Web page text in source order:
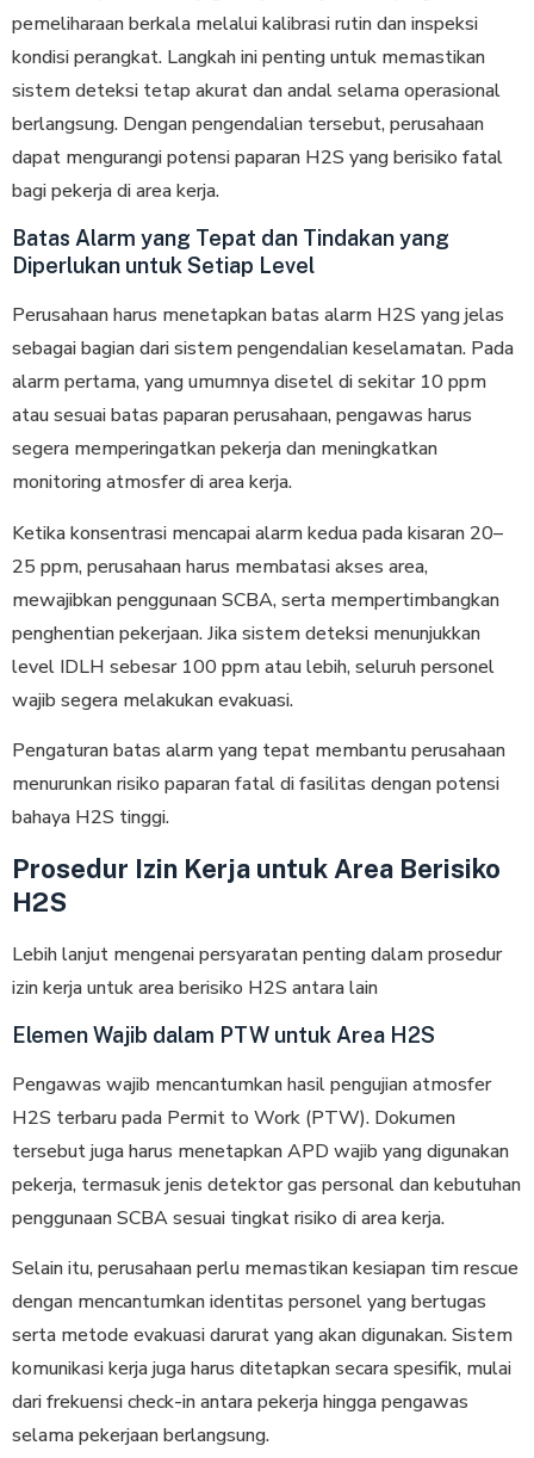
pemeliharaan berkala melalui kalibrasi rutin dan inspeksi
kondisi perangkat. Langkah ini penting untuk memastikan
sistem deteksi tetap akurat dan andal selama operasional
berlangsung. Dengan pengendalian tersebut, perusahaan
dapat mengurangi potensi paparan H2S yang berisiko fatal
bagi pekerja di area kerja.
Batas Alarm yang Tepat dan Tindakan yang
Diperlukan untuk Setiap Level
Perusahaan harus menetapkan batas alarm H2S yang jelas
sebagai bagian dari sistem pengendalian keselamatan. Pada
alarm pertama, yang umumnya disetel di sekitar 10 ppm
atau sesuai batas paparan perusahaan, pengawas harus
segera memperingatkan pekerja dan meningkatkan
monitoring atmosfer di area kerja.
Ketika konsentrasi mencapai alarm kedua pada kisaran 20–
25 ppm, perusahaan harus membatasi akses area,
mewajibkan penggunaan SCBA, serta mempertimbangkan
penghentian pekerjaan. Jika sistem deteksi menunjukkan
level IDLH sebesar 100 ppm atau lebih, seluruh personel
wajib segera melakukan evakuasi.
Pengaturan batas alarm yang tepat membantu perusahaan
menurunkan risiko paparan fatal di fasilitas dengan potensi
bahaya H2S tinggi.
Prosedur Izin Kerja untuk Area Berisiko
H2S
Lebih lanjut mengenai persyaratan penting dalam prosedur
izin kerja untuk area berisiko H2S antara lain
Elemen Wajib dalam PTW untuk Area H2S
Pengawas wajib mencantumkan hasil pengujian atmosfer
H2S terbaru pada Permit to Work (PTW). Dokumen
tersebut juga harus menetapkan APD wajib yang digunakan
pekerja, termasuk jenis detektor gas personal dan kebutuhan
penggunaan SCBA sesuai tingkat risiko di area kerja.
Selain itu, perusahaan perlu memastikan kesiapan tim rescue
dengan mencantumkan identitas personel yang bertugas
serta metode evakuasi darurat yang akan digunakan. Sistem
komunikasi kerja juga harus ditetapkan secara spesifik, mulai
dari frekuensi check-in antara pekerja hingga pengawas
selama pekerjaan berlangsung.